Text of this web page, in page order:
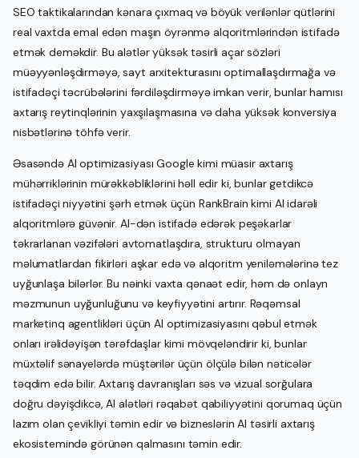
SEO taktikalarından kənara çıxmaq və böyük verilənlər qütlərini
real vaxtda emal edən maşın öyrənmə alqoritmlərindən istifadə
etmək deməkdir. Bu alətlər yüksək təsirli açar sözləri
müəyyənləşdirməyə, sayt arxitekturasını optimallaşdırmağa və
istifadəçi təcrübələrini fərdiləşdirməyə imkan verir, bunlar hamısı
axtarış reytinqlərinin yaxşılaşmasına və daha yüksək konversiya
nisbətlərinə töhfə verir.
Əsasəndə AI optimizasiyası Google kimi müasir axtarış
mühərriklərinin mürəkkəbliklərini həll edir ki, bunlar getdikcə
istifadəçi niyyətini şərh etmək üçün RankBrain kimi AI idarəli
alqoritmlərə güvənir. AI-dən istifadə edərək peşəkarlar
təkrarlanan vəzifələri avtomatlaşdıra, strukturu olmayan
məlumatlardan fikirləri aşkar edə və alqoritm yeniləmələrinə tez
uyğunlaşa bilərlər. Bu nəinki vaxta qənaət edir, həm də onlayn
məzmunun uyğunluğunu və keyfiyyətini artırır. Rəqəmsal
marketinq agentlikləri üçün AI optimizasiyasını qəbul etmək
onları irəlidəyişən tərəfdaşlar kimi mövqeləndirir ki, bunlar
müxtəlif sənayelərdə müştərilər üçün ölçülə bilən nəticələr
təqdim edə bilir. Axtarış davranışları səs və vizual sorğulara
doğru dəyişdikcə, AI alətləri rəqabət qabiliyyətini qorumaq üçün
lazım olan çevikliyi təmin edir və bizneslərin AI təsirli axtarış
ekosistemində görünən qalmasını təmin edir.